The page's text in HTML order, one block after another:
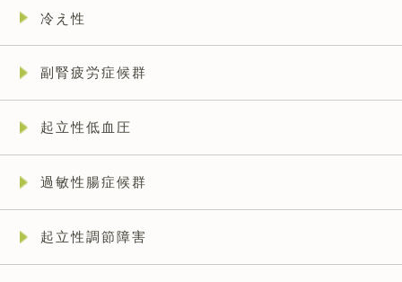
冷え性
副腎疲労症候群
起立性低血圧
過敏性腸症候群
起立性調節障害